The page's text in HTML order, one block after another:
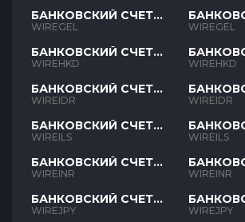
БАНКОВСКИЙ СЧЕТ
GEL
WIREGEL
БАНКОВСКИЙ СЧЕТ
HKD
WIREHKD
БАНКОВСКИЙ СЧЕТ
IDR
WIREIDR
БАНКОВСКИЙ СЧЕТ
ILS
WIREILS
БАНКОВСКИЙ СЧЕТ
INR
WIREINR
БАНКОВСКИЙ СЧЕТ
JPY
WIREJPY
GEL
WIREGEL
HKD
WIREHKD
IDR
WIREIDR
ILS
WIREILS
INR
WIREINR
JPY
WIREJPY